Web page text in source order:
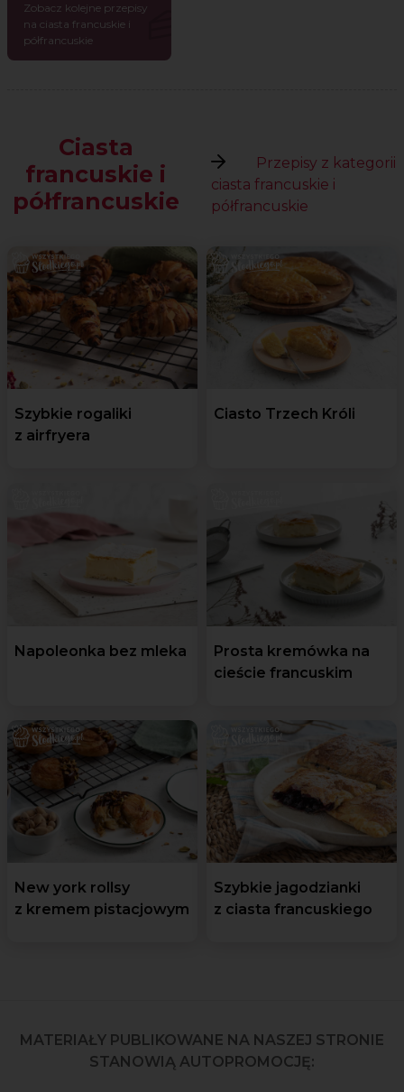
Zobacz kolejne przepisy
na ciasta francuskie i
półfrancuskie
Ciasta
francuskie i
półfrancuskie
Przepisy z kategorii
ciasta francuskie i
półfrancuskie
Szybkie rogaliki
z airfryera
Ciasto Trzech Króli
Napoleonka bez mleka
Prosta kremówka na
cieście francuskim
New york rollsy
z kremem pistacjowym
Szybkie jagodzianki
z ciasta francuskiego
MATERIAŁY PUBLIKOWANE NA NASZEJ STRONIE
STANOWIĄ AUTOPROMOCJĘ: